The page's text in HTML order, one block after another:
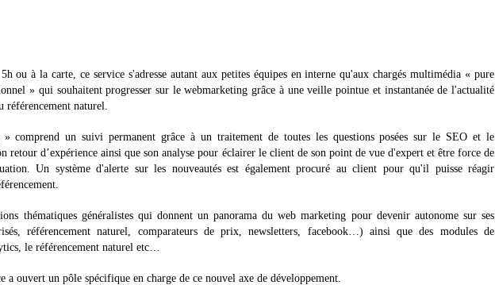
ou à la carte, ce service s'adresse autant aux petites équipes en interne qu'aux chargés multimédia « pure
» qui souhaitent progresser sur le webmarketing grâce à une veille pointue et instantanée de l'actualité
référencement naturel.
comprend un suivi permanent grâce à un traitement de toutes les questions posées sur le SEO et le
retour d’expérience ainsi que son analyse pour éclairer le client de son point de vue d'expert et être force de
Un système d'alerte sur les nouveautés est également procuré au client pour qu'il puisse réagir
thématiques généralistes qui donnent un panorama du web marketing pour devenir autonome sur ses
référencement naturel, comparateurs de prix, newsletters, facebook…) ainsi que des modules de
le référencement naturel etc…
a ouvert un pôle spécifique en charge de ce nouvel axe de développement.